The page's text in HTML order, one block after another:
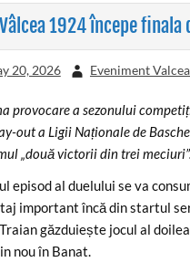
Vâlcea 1924 începe
20, 2026 Eveniment
provocare a sezonului
out a Ligii Naționale de
„două victorii din trei
episod al duelului se va
important încă din startul
găzduiește jocul al
nou în Banat.